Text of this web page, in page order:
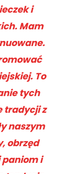
i
Mam
To
tych
tradycji z
naszym
obrzęd
paniom i